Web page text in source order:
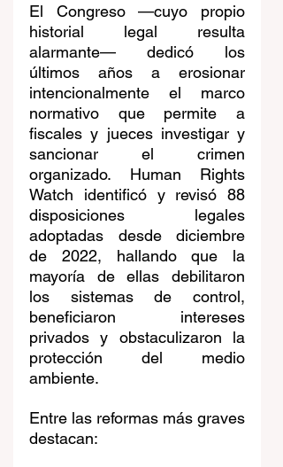
El Congreso —cuyo propio
historial legal resulta
alarmante— dedicó los
últimos años a erosionar
intencionalmente el marco
normativo que permite a
fiscales y jueces investigar y
sancionar el crimen
organizado. Human Rights
Watch identificó y revisó 88
disposiciones legales
adoptadas desde diciembre
de 2022, hallando que la
mayoría de ellas debilitaron
los sistemas de control,
beneficiaron intereses
privados y obstaculizaron la
protección del medio
ambiente.
Entre las reformas más graves
destacan: